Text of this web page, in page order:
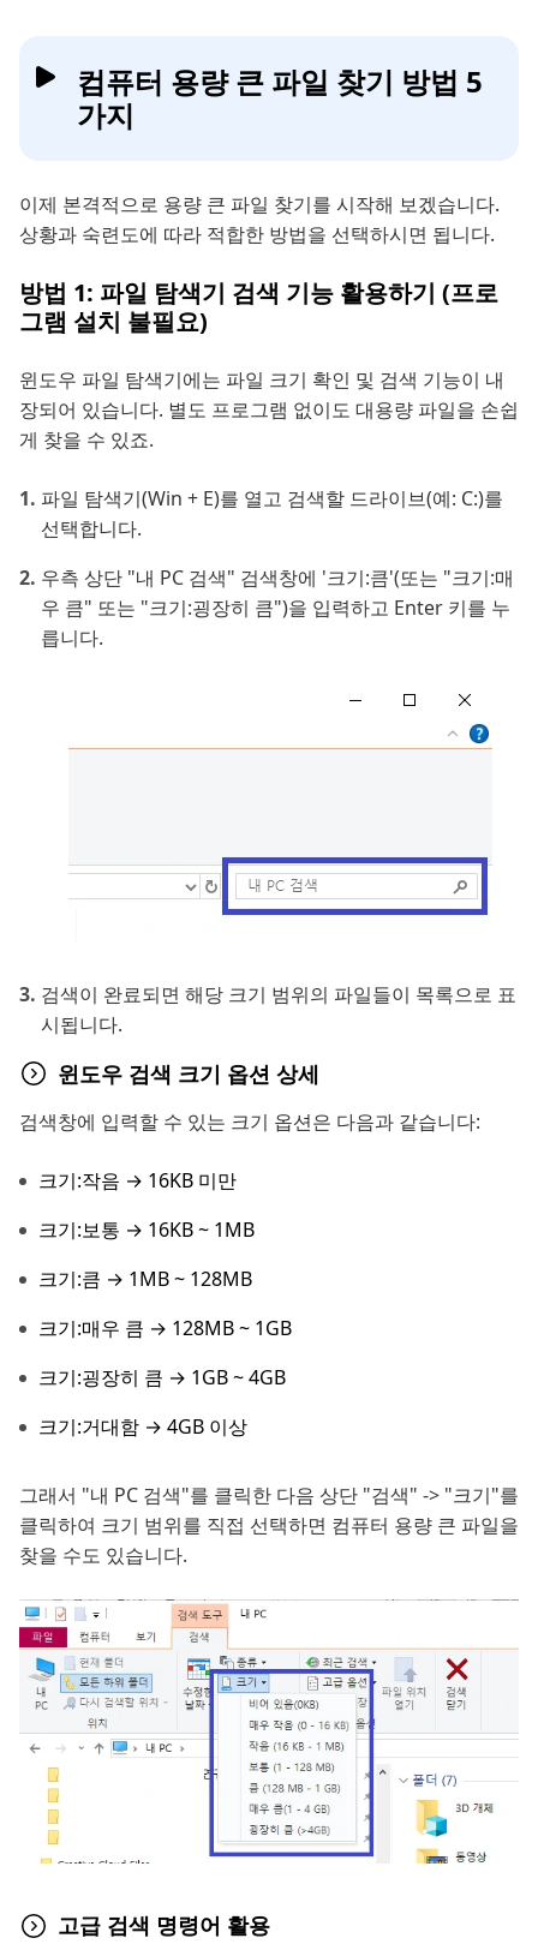
컴퓨터 용량 큰 파일 찾기 방법 5
가지
이제 본격적으로 용량 큰 파일 찾기를 시작해 보겠습니다.
상황과 숙련도에 따라 적합한 방법을 선택하시면 됩니다.
방법 1: 파일 탐색기 검색 기능 활용하기 (프로
그램 설치 불필요)
윈도우 파일 탐색기에는 파일 크기 확인 및 검색 기능이 내
장되어 있습니다. 별도 프로그램 없이도 대용량 파일을 손쉽
게 찾을 수 있죠.
파일 탐색기(Win + E)를 열고 검색할 드라이브(예: C:)를
선택합니다.
우측 상단 "내 PC 검색" 검색창에 '크기:큼'(또는 "크기:매
우 큼" 또는 "크기:굉장히 큼")을 입력하고 Enter 키를 누
릅니다.
검색이 완료되면 해당 크기 범위의 파일들이 목록으로 표
시됩니다.
윈도우 검색 크기 옵션 상세
검색창에 입력할 수 있는 크기 옵션은 다음과 같습니다:
크기:작음 → 16KB 미만
크기:보통 → 16KB ~ 1MB
크기:큼 → 1MB ~ 128MB
크기:매우 큼 → 128MB ~ 1GB
크기:굉장히 큼 → 1GB ~ 4GB
크기:거대함 → 4GB 이상
그래서 "내 PC 검색"를 클릭한 다음 상단 "검색" -> "크기"를
클릭하여 크기 범위를 직접 선택하면 컴퓨터 용량 큰 파일을
찾을 수도 있습니다.
고급 검색 명령어 활용